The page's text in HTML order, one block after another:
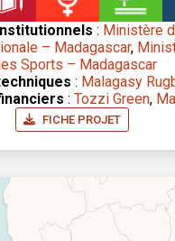
: Ministère
– Madagascar,
Sports – Madagascar
: Malagasy
: Tozzi Green,
FICHE PROJET